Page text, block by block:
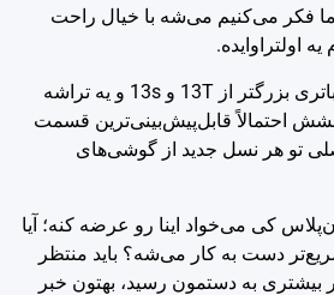
فکر می‌کنیم می‌شه با خیال راحت
اولتراوایده.
وان‌پلاس 15T و 15s یه باتری بزرگتر از 13T و 13s و یه تراشه
احتمالاً قابل‌پیش‌بینی‌ترین قسمت
تو هر نسل جدید از گوشی‌های
کی می‌خواد اینا رو عرضه کنه؛ آیا
دست به کار می‌شه؟ باید منتظر
بیشتری به دستمون رسید، بهتون خبر